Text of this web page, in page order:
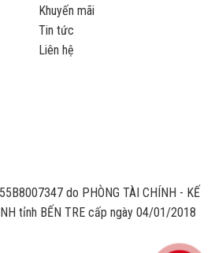
Khuyến mãi
Tin tức
Liên hệ
55B8007347 do PHÒNG TÀI CHÍNH - KẾ
tỉnh BẾN TRE cấp ngày 04/01/2018